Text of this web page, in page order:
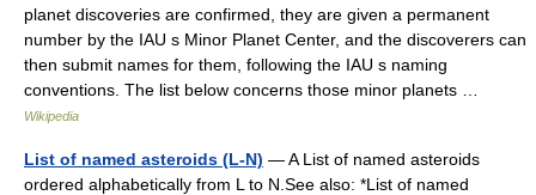
planet discoveries are confirmed, they are given a permanent
number by the IAU s Minor Planet Center, and the discoverers can
then submit names for them, following the IAU s naming
conventions. The list below concerns those minor planets …
Wikipedia
List of named asteroids (L-N) — A List of named asteroids
ordered alphabetically from L to N.See also: *List of named